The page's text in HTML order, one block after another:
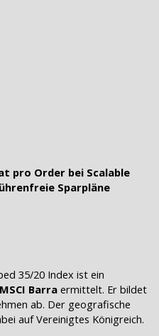
pro Order bei Scalable
Sparpläne
35/20 Index ist ein
MSCI Barra ermittelt. Er bildet
ab. Der geografische
auf Vereinigtes Königreich.